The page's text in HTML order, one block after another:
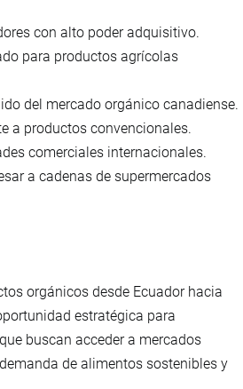
con alto poder adquisitivo.
para productos agrícolas
del mercado orgánico canadiense.
a productos convencionales.
comerciales internacionales.
a cadenas de supermercados
orgánicos desde Ecuador hacia
estratégica para
buscan acceder a mercados
de alimentos sostenibles y